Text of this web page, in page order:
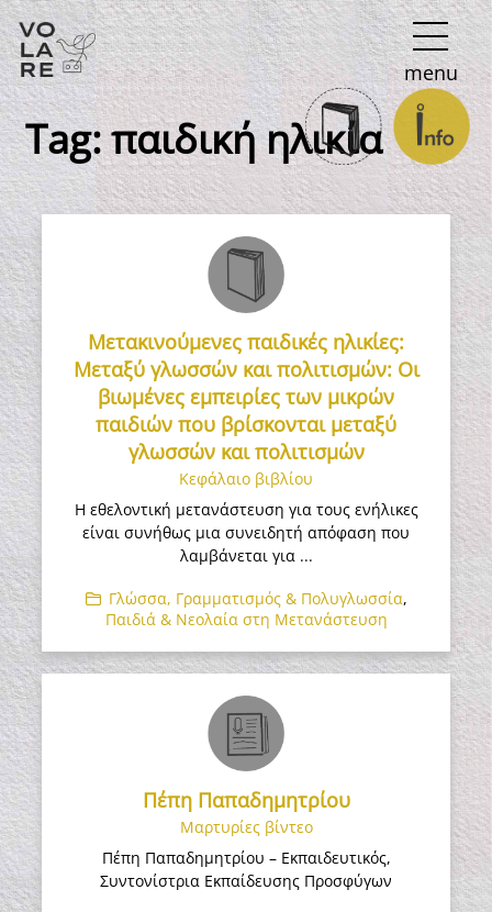
Κύρια
πλοήγηση
menu
Tag:παιδική ηλικία
Μετακινούμενες παιδικές ηλικίες:
Μεταξύ γλωσσών και πολιτισμών: Οι
βιωμένες εμπειρίες των μικρών
παιδιών που βρίσκονται μεταξύ
γλωσσών και πολιτισμών
Κεφάλαιο βιβλίου
Η εθελοντική μετανάστευση για τους ενήλικες
είναι συνήθως μια συνειδητή απόφαση που
λαμβάνεται για ...
Γλώσσα, Γραμματισμός & Πολυγλωσσία,
Παιδιά & Νεολαία στη Μετανάστευση
Πέπη Παπαδημητρίου
Μαρτυρίες βίντεο
Πέπη Παπαδημητρίου – Εκπαιδευτικός,
Συντονίστρια Εκπαίδευσης Προσφύγων